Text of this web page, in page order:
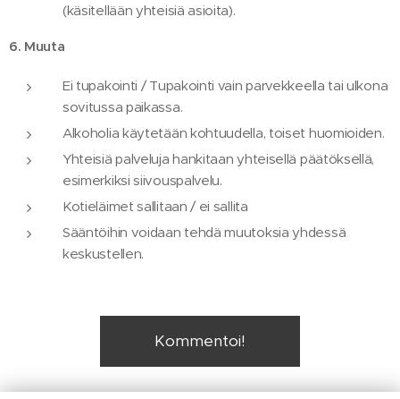
(käsitellään yhteisiä asioita).
6. Muuta
Ei tupakointi / Tupakointi vain parvekkeella tai ulkona
sovitussa paikassa.
Alkoholia käytetään kohtuudella, toiset huomioiden.
Yhteisiä palveluja hankitaan yhteisellä päätöksellä,
esimerkiksi siivouspalvelu.
Kotieläimet sallitaan / ei sallita
Sääntöihin voidaan tehdä muutoksia yhdessä
keskustellen.
Kommentoi!